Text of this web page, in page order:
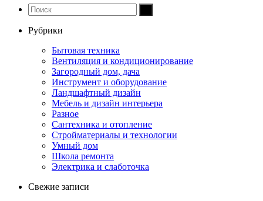
Рубрики
Бытовая техника
Вентиляция и кондиционирование
Загородный дом, дача
Инструмент и оборудование
Ландшафтный дизайн
Мебель и дизайн интерьера
Разное
Сантехника и отопление
Стройматериалы и технологии
Умный дом
Школа ремонта
Электрика и слаботочка
Свежие записи